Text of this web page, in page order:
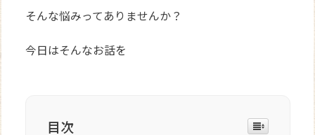
そんな悩みってありませんか？
今日はそんなお話を
目次